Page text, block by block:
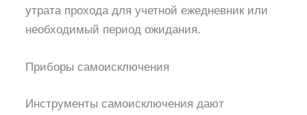
утрата прохода для учетной ежедневник или
необходимый период ожидания.
Приборы самоисключения
Инструменты самоисключения дают